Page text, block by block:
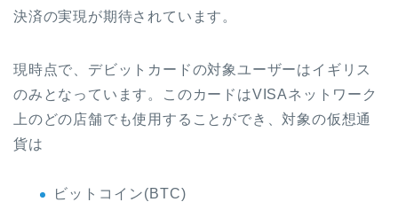
決済の実現が期待されています。
現時点で、デビットカードの対象ユーザーはイギリス
のみとなっています。
このカードはVISAネットワーク
上のどの店舗でも使用することができ、対象の仮想通
貨は
ビットコイン(BTC)